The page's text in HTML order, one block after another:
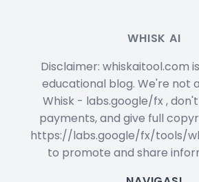
WHISK AI
Disclaimer: whiskaitool.com
educational blog. We're not
Whisk - labs.google/fx ,
payments, and give full
https://labs.google/fx/tools/
to promote and share